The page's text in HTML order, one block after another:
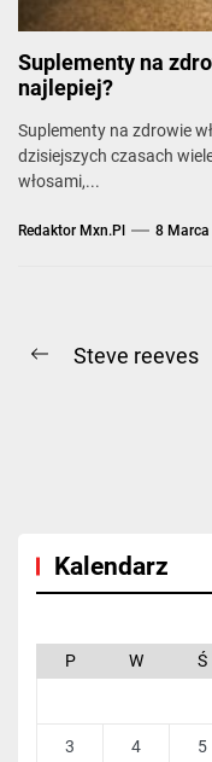
Suplementy na
najlepiej?
Suplementy na zdrowie
dzisiejszych czasach
włosami,...
Redaktor Mxn.pl 8
Nawigacja
Previous
Steve reeves
Kalendarz
P W Ś
3 4 5